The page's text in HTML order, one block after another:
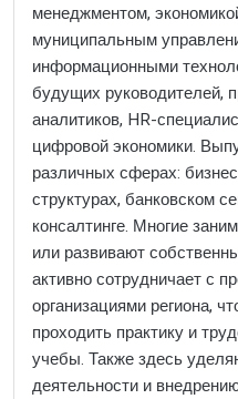
менеджментом,
муниципальным
информационными
будущих руководителей,
аналитиков, HR-
цифровой экономики.
различных сферах:
структурах, банковском
консалтинге. Многие
или развивают
активно сотрудничает с
организациями региона,
проходить практику и
учебы. Также здесь
деятельности и